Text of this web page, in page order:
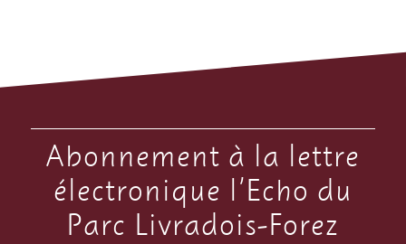
Abonnement à la lettre
électronique l’Echo du
Parc Livradois-Forez